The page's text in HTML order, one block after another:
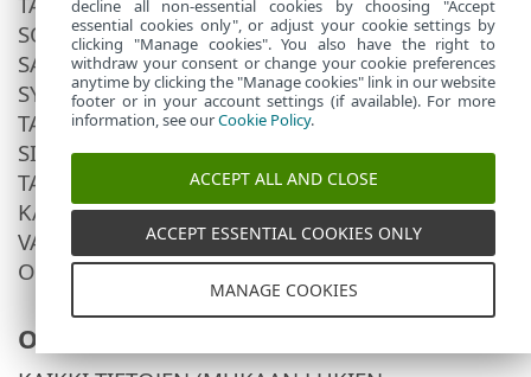
SOVELLUKSELLA HANKITTUJEN, KÄYTETTYJEN,
SALATTUJEN, TALLENNETTUJEN,
SYNKRONOITUJEN TAI LÄHETETTYJEN TAI
TALLENNUSTILASSA OLEVIEN TIETOJEN
SISÄLLÖSTÄ. HYVÄKSYT, ETTÄ ESETILLÄ EI OLE
TALLENNETTUJEN TIETOJEN SISÄLLÖN
KÄYTTÖOIKEUKSIA JA ETTÄ ESET EI VOI
VALVOA SISÄLTÖÄ EIKÄ POISTAA
OIKEUDELLISESTI HAITALLISTA SISÄLTÖÄ.
Omat tietosi
decline all non-essential cookies by choosing "Accept
essential cookies only", or adjust your cookie settings by
clicking "Manage cookies". You also have the right to
withdraw your consent or change your cookie preferences
anytime by clicking the "Manage cookies" link in our website
footer or in your account settings (if available). For more
information, see ourCookie Policy.
ACCEPT ALL AND CLOSE
ACCEPT ESSENTIAL COOKIES ONLY
MANAGE COOKIES